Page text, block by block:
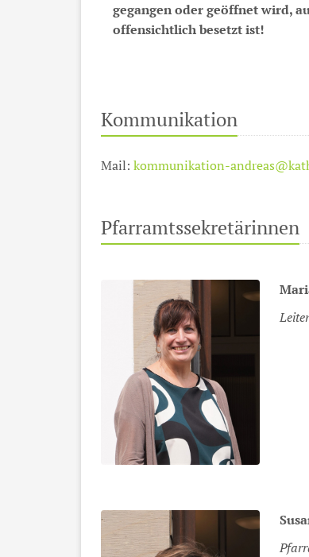
gegangen oder geöffnet wird,
offensichtlich besetzt ist!
Kommunikation
Mail: kommunikation-
Pfarramtssekretärinnen